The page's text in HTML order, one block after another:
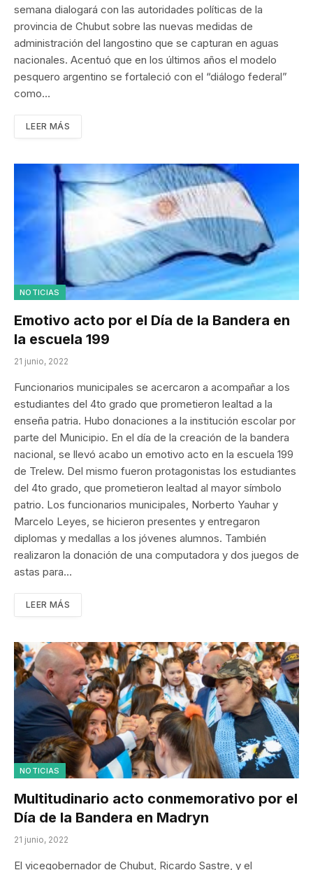
semana dialogará con las autoridades políticas de la
provincia de Chubut sobre las nuevas medidas de
administración del langostino que se capturan en aguas
nacionales. Acentuó que en los últimos años el modelo
pesquero argentino se fortaleció con el “diálogo federal”
como…
LEER MÁS
NOTICIAS
Emotivo acto por el Día de la Bandera en
la escuela 199
21 junio, 2022
Funcionarios municipales se acercaron a acompañar a los
estudiantes del 4to grado que prometieron lealtad a la
enseña patria. Hubo donaciones a la institución escolar por
parte del Municipio. En el día de la creación de la bandera
nacional, se llevó acabo un emotivo acto en la escuela 199
de Trelew. Del mismo fueron protagonistas los estudiantes
del 4to grado, que prometieron lealtad al mayor símbolo
patrio. Los funcionarios municipales, Norberto Yauhar y
Marcelo Leyes, se hicieron presentes y entregaron
diplomas y medallas a los jóvenes alumnos. También
realizaron la donación de una computadora y dos juegos de
astas para…
LEER MÁS
NOTICIAS
Multitudinario acto conmemorativo por el
Día de la Bandera en Madryn
21 junio, 2022
El vicegobernador de Chubut, Ricardo Sastre, y el